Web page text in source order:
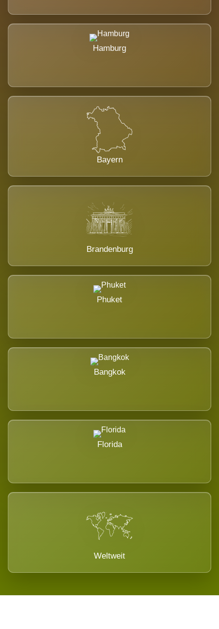
Hamburg
Bayern
Brandenburg
Phuket
Bangkok
Florida
Weltweit